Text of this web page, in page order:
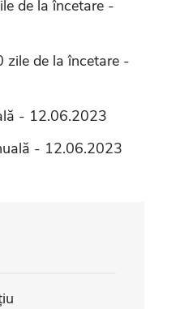
de la încetare -
zile de la încetare -
- 12.06.2023
- 12.06.2023